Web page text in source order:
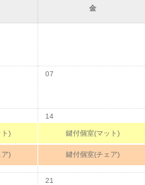
金
07
)
)
14
鍵付個室(マット)
鍵付個室(チェア)
21